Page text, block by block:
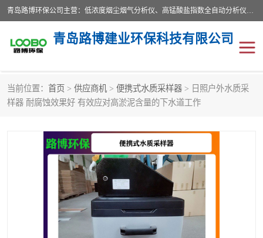
青岛路博环保公司主营：低浓度烟尘烟气分析仪、高锰酸盐指数全自动分析仪、便携式超声波明渠流量计、便携式水质采样器、恒温恒湿称重系统、手持式油烟检测仪等;是一家集环保科研、设计、生产、维护、销售和系统集成为一体的综合性高科技企业。路博人秉承"科学技术是第一生产力的重要理念，倡导环境友好型的生产、生活和消费方式。
青岛路博建业环保科技有限公司
当前位置： 首页 > 供应商机 > 便携式水质采样器 > 日照户外水质采
样器 耐腐蚀效果好 有效应对高淤泥含量的下水道工作
生物安全柜 气体检测仪
水质检测仪 手持式油烟检测仪
恒温恒湿称重系统 二恶英采集器
实验室仪器 LB-8110降水降尘采样器
便携式水质采样器 LB-7035油气回收